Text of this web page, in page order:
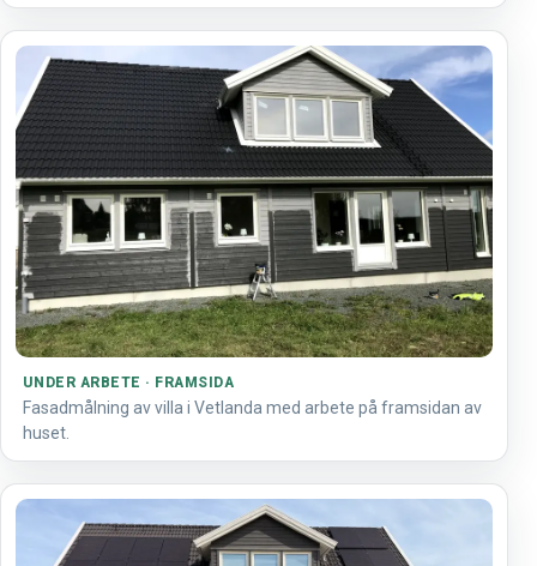
UNDER ARBETE · FRAMSIDA
Fasadmålning av villa i Vetlanda med arbete på framsidan av
huset.